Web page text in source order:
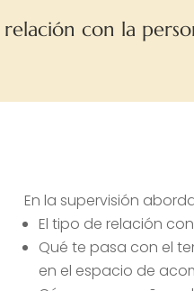
con la
En la supervisión
El tipo de relación
Qué te pasa con el
en el espacio de